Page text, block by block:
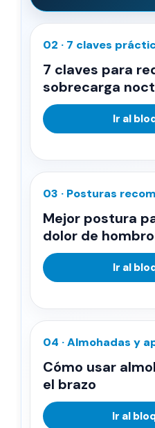
02 · 7 claves
7 claves para
sobrecarga
Ir al
03 · Posturas
Mejor postura
dolor de hombro
Ir al
04 · Almohadas y
Cómo usar
el brazo
Ir al